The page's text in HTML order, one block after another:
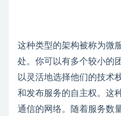
这种类型的架构被称为微
处。你可以有多个较小的
以灵活地选择他们的技术
和发布服务的自主权。这
通信的网络。随着服务数